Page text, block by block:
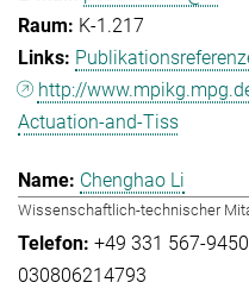
K-1.217
http://
Actuation-and-Tiss
Chenghao Li
Wissenschaftlich-technischer
+49 331 567-9450
030806214793